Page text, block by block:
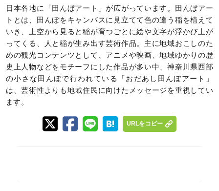
日本各地に「田んぼアート」が広がっています。田んぼアー
トとは、田んぼをキャンバスに見立てて色の違う稲を植えて
いき、上空から見ると稲が育つごとに絵や文字が浮かび上が
ってくる、人と稲が生み出す芸術作品。主に地域おこしのた
めの観光コンテンツとして、アニメや映画、地域ゆかりの歴
史上人物などをモチーフにした作品が多い中、神奈川県西部
の小さな田んぼで行われている「おだあし田んぼアート」
は、芸術性よりも地域住民に向けたメッセージを重視してい
ます。
URLをコピー